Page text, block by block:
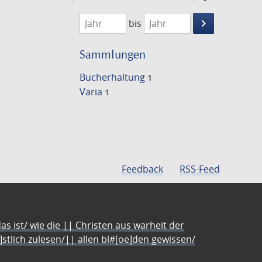
1756
1757
bis
keyboard_arrow_right
Suche
Sammlungen
Bucherhaltung 1
Varia 1
Feedback RSS-Feed
ist/ wie die || Christen aus warheit der
zulesen/|| allen bl#[oe]den gewissen/